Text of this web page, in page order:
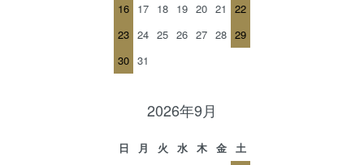
16 17 18 19 20 21
22
23 24 25 26 27 28 29
30 31
2026年9月
日 月 火 水 木 金
土